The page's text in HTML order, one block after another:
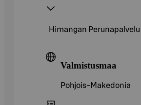
Himangan
Valmistusmaa
Pohjois-Makedonia